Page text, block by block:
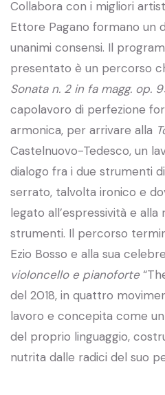
Collabora con i migliori
Ettore Pagano formano un
unanimi consensi. Il
presentato è un percorso
Sonata n. 2 in fa magg. op.
capolavoro di perfezione
armonica, per arrivare alla
Castelnuovo-Tedesco, un
dialogo fra i due strumenti
serrato, talvolta ironico e
legato all’espressività e alla
strumenti. Il percorso
Ezio Bosso e alla sua celebre
violoncello e pianoforte
del 2018, in quattro
lavoro e concepita come un
del proprio linguaggio,
nutrita dalle radici del suo